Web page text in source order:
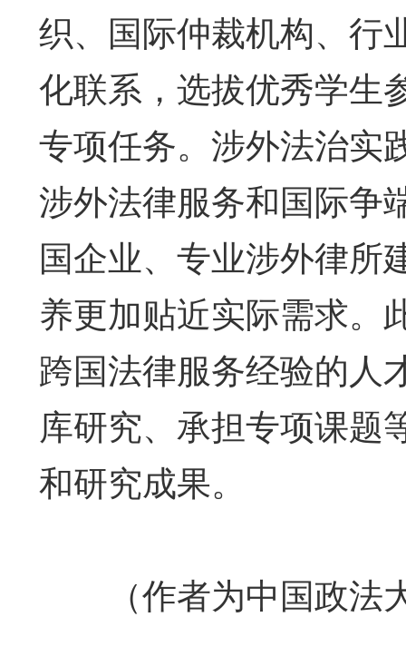
织、国际仲裁机构、行
化联系，选拔优秀学生
专项任务。涉外法治实
涉外法律服务和国际争
国企业、专业涉外律所
养更加贴近实际需求。
跨国法律服务经验的人
库研究、承担专项课题
和研究成果。
（作者为中国政法